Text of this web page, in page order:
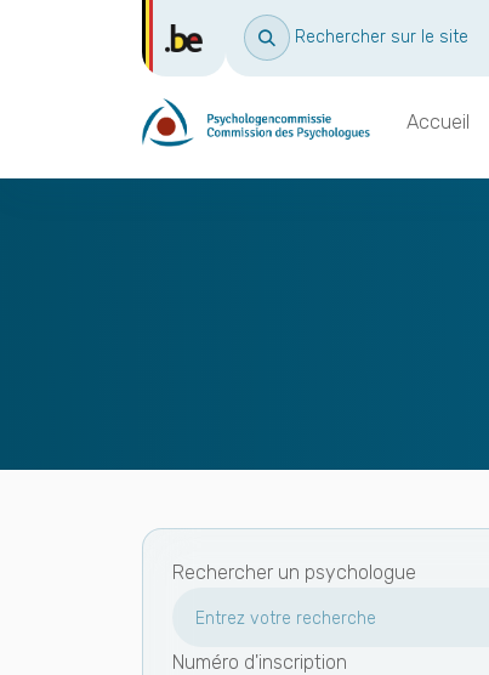
Rechercher sur le site
Accueil
Rechercher un psychologue
Numéro d'inscription